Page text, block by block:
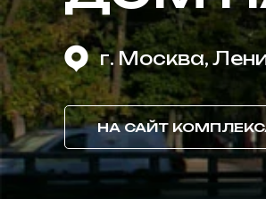
г. Москва,
НА САЙТ